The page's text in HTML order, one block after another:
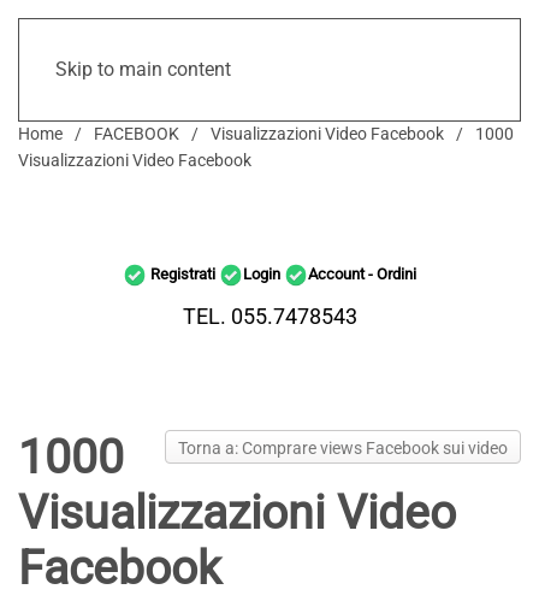
Skip to main content
Home FACEBOOK Visualizzazioni Video Facebook
1000
Visualizzazioni Video Facebook
Registrati Login Account - Ordini
TEL. 055.7478543
Torna a: Comprare views Facebook sui video
1000
Visualizzazioni Video
Facebook